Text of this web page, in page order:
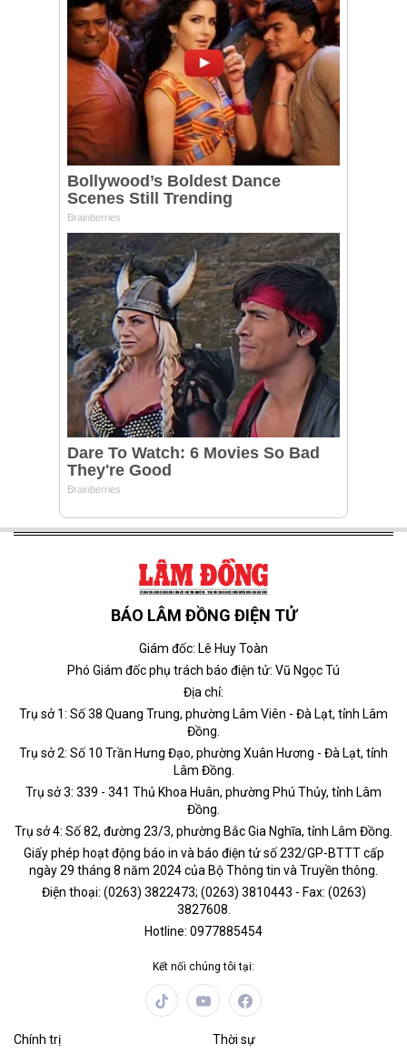
BÁO LÂM ĐỒNG ĐIỆN TỬ
Giám đốc: Lê Huy Toàn
Phó Giám đốc phụ trách báo điện tử: Vũ Ngọc Tú
Địa chỉ:
Trụ sở 1: Số 38 Quang Trung, phường Lâm Viên - Đà Lạt, tỉnh Lâm
Đồng.
Trụ sở 2: Số 10 Trần Hưng Đạo, phường Xuân Hương - Đà Lạt, tỉnh
Lâm Đồng.
Trụ sở 3: 339 - 341 Thủ Khoa Huân, phường Phú Thủy, tỉnh Lâm
Đồng.
Trụ sở 4: Số 82, đường 23/3, phường Bắc Gia Nghĩa, tỉnh Lâm Đồng.
Giấy phép hoạt động báo in và báo điện tử số 232/GP-BTTT cấp
ngày 29 tháng 8 năm 2024 của Bộ Thông tin và Truyền thông.
Điện thoại: (0263) 3822473; (0263) 3810443 - Fax: (0263)
3827608.
Hotline: 0977885454
Kết nối chúng tôi tại:
Chính trị Thời sự